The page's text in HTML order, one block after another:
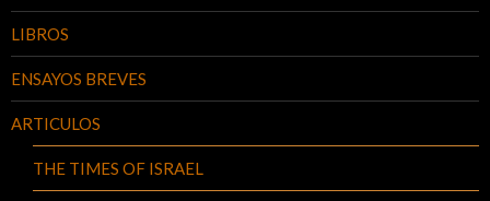
LIBROS
ENSAYOS BREVES
ARTICULOS
THE TIMES OF ISRAEL